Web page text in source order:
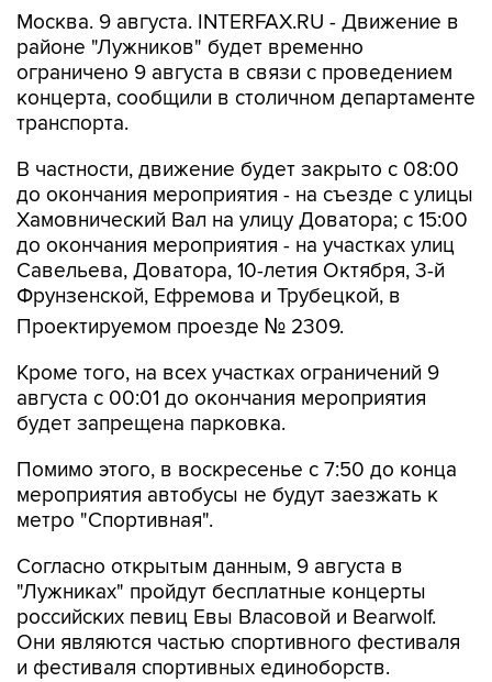
Москва. 9 августа. INTERFAX.RU - Движение в
районе "Лужников" будет временно
ограничено 9 августа в связи с проведением
концерта, сообщили в столичном департаменте
транспорта.
В частности, движение будет закрыто с 08:00
до окончания мероприятия - на съезде с улицы
Хамовнический Вал на улицу Доватора; с 15:00
до окончания мероприятия - на участках улиц
Савельева, Доватора, 10-летия Октября, 3-й
Фрунзенской, Ефремова и Трубецкой, в
Проектируемом проезде № 2309.
Кроме того, на всех участках ограничений 9
августа с 00:01 до окончания мероприятия
будет запрещена парковка.
Помимо этого, в воскресенье с 7:50 до конца
мероприятия автобусы не будут заезжать к
метро "Спортивная".
Согласно открытым данным, 9 августа в
"Лужниках" пройдут бесплатные концерты
российских певиц Евы Власовой и Bearwolf.
Они являются частью спортивного фестиваля
и фестиваля спортивных единоборств.